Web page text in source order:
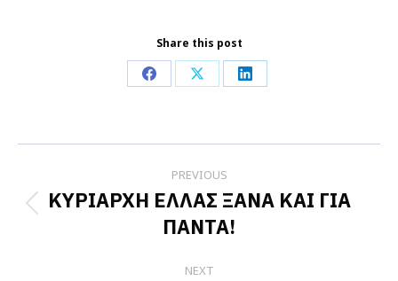
Share this post
Share Share Share
navigation
PREVIOUS
Previous
post:
ΚΥΡΙΑΡΧΗ ΕΛΛΑΣ ΞΑΝΑ ΚΑΙ ΓΙΑ
ΠΑΝΤΑ!
NEXT